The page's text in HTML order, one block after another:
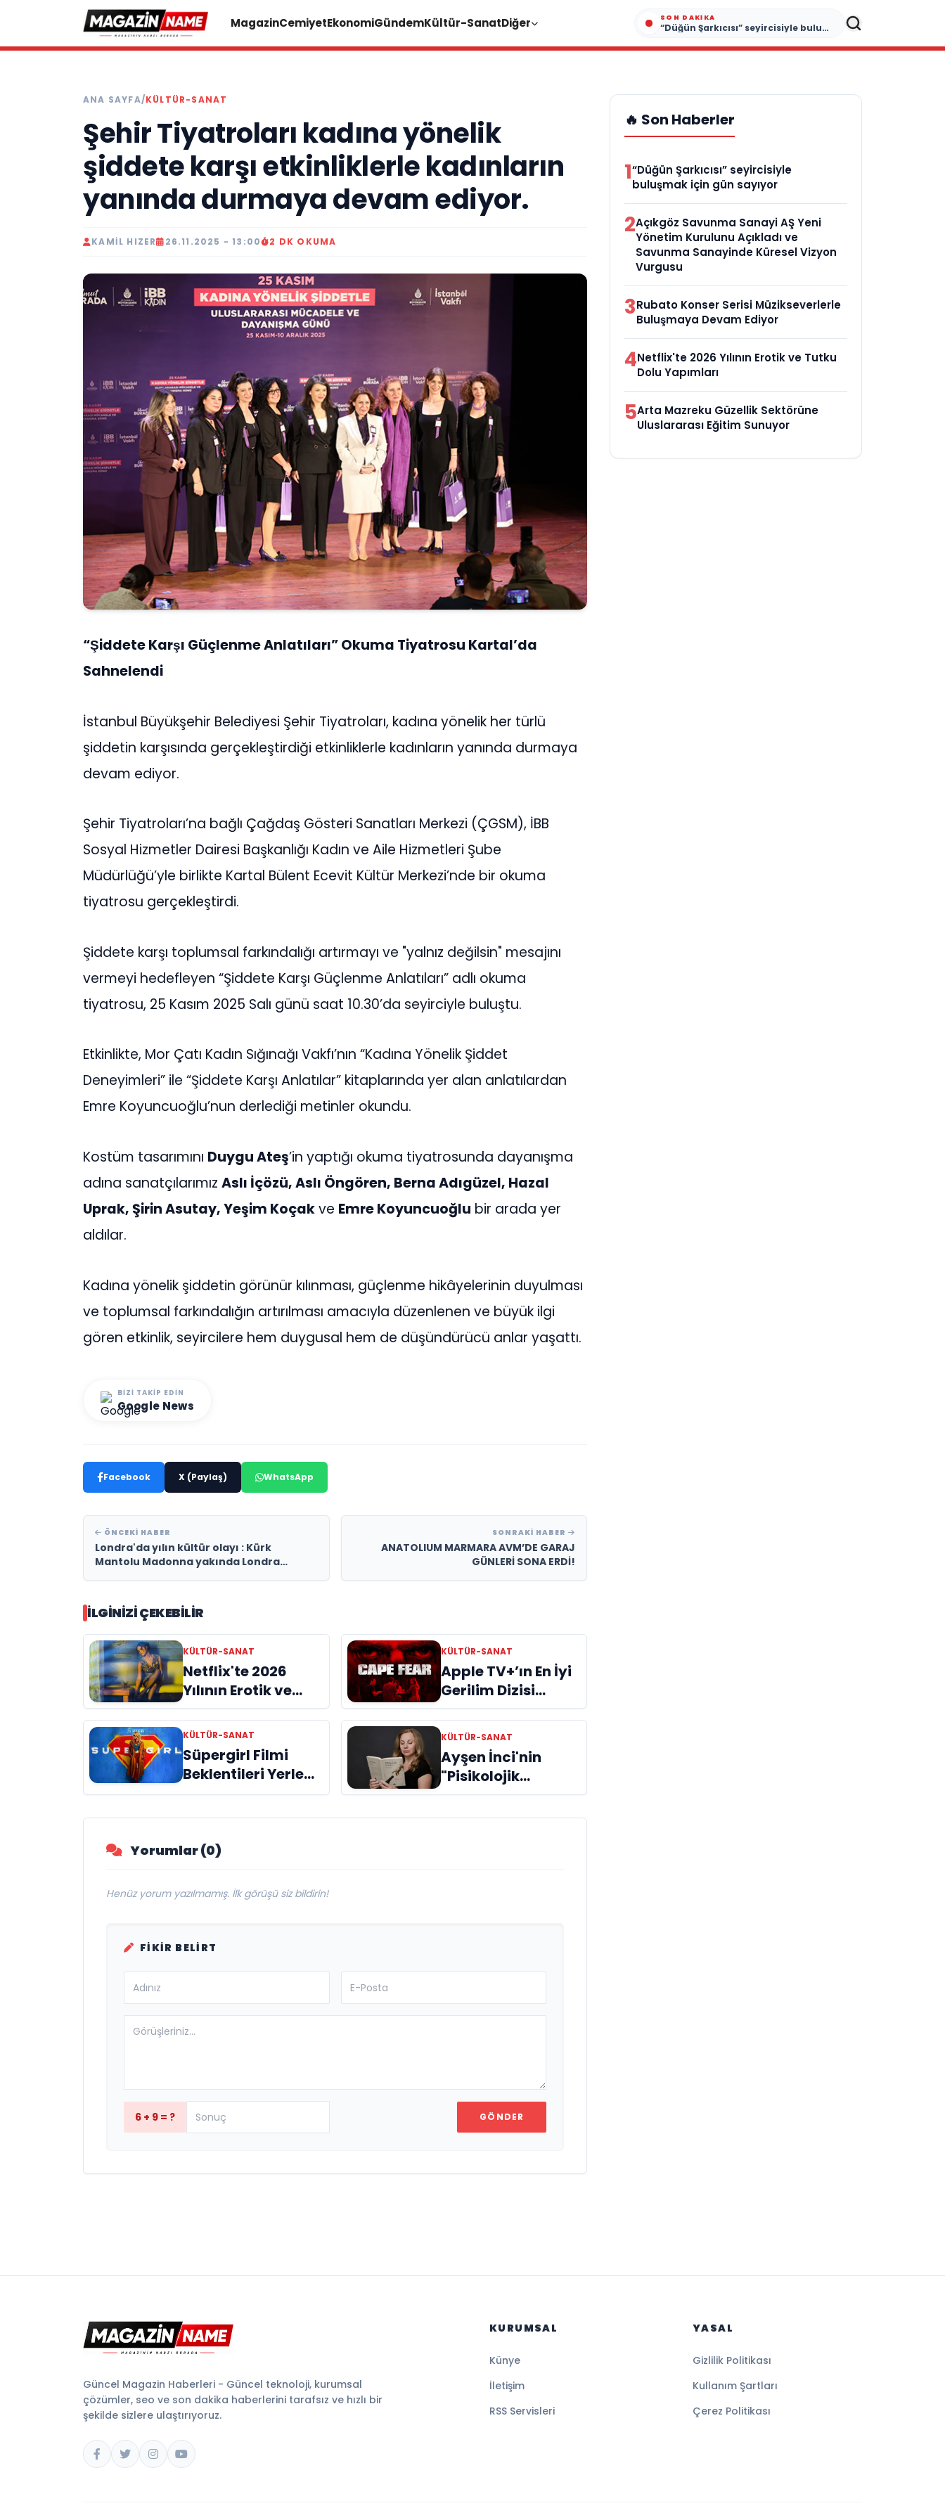
MagazinCemiyetEkonomiGündemKültür-SanatDiğer SON DAKIKA
“Düğün Şarkıcısı” seyircisiyle buluşmak için gün sayıyor
ANA SAYFA/KÜLTÜR-SANAT
Şehir Tiyatroları kadına yönelik
şiddete karşı etkinliklerle kadınların
yanında durmaya devam ediyor.
KAMIL HIZER 26.11.2025 - 13:00 2 DK OKUMA
“Şiddete Karşı Güçlenme Anlatıları” Okuma Tiyatrosu Kartal’da
Sahnelendi
İstanbul Büyükşehir Belediyesi Şehir Tiyatroları, kadına yönelik her türlü
şiddetin karşısında gerçekleştirdiği etkinliklerle kadınların yanında durmaya
devam ediyor.
Şehir Tiyatroları’na bağlı Çağdaş Gösteri Sanatları Merkezi (ÇGSM), İBB
Sosyal Hizmetler Dairesi Başkanlığı Kadın ve Aile Hizmetleri Şube
Müdürlüğü’yle birlikte Kartal Bülent Ecevit Kültür Merkezi’nde bir okuma
tiyatrosu gerçekleştirdi.
Şiddete karşı toplumsal farkındalığı artırmayı ve "yalnız değilsin" mesajını
vermeyi hedefleyen “Şiddete Karşı Güçlenme Anlatıları” adlı okuma
tiyatrosu, 25 Kasım 2025 Salı günü saat 10.30’da seyirciyle buluştu.
Etkinlikte, Mor Çatı Kadın Sığınağı Vakfı’nın “Kadına Yönelik Şiddet
Deneyimleri” ile “Şiddete Karşı Anlatılar” kitaplarında yer alan anlatılardan
Emre Koyuncuoğlu’nun derlediği metinler okundu.
Kostüm tasarımını Duygu Ateş’in yaptığı okuma tiyatrosunda dayanışma
adına sanatçılarımız Aslı İçözü, Aslı Öngören, Berna Adıgüzel, Hazal
Uprak, Şirin Asutay, Yeşim Koçakve Emre Koyuncuoğlu bir arada yer
aldılar.
Kadına yönelik şiddetin görünür kılınması, güçlenme hikâyelerinin duyulması
ve toplumsal farkındalığın artırılması amacıyla düzenlenen ve büyük ilgi
gören etkinlik, seyircilere hem duygusal hem de düşündürücü anlar yaşattı.
BIZI TAKIP EDIN
Google News
Facebook X (Paylaş) WhatsApp
ÖNCEKI HABER
Londra'da yılın kültür olayı : Kürk
Mantolu Madonna yakında Londra
SONRAKI HABER
ANATOLIUM MARMARA AVM’DE GARAJ
GÜNLERİ SONA ERDİ!
İLGINIZI ÇEKEBILIR
KÜLTÜR-SANAT
Netflix'te 2026
Yılının Erotik ve
Tutku Dolu
Yapımları
KÜLTÜR-SANAT
Apple TV+’ın En İyi
Gerilim Dizisi
"Cape Fear"
İncelemes
KÜLTÜR-SANAT
Süpergirl Filmi
Beklentileri Yerle
Bir Etti: Yılın En
mi?
KÜLTÜR-SANAT
Ayşen İnci'nin
"Pisikolojik
Öyküler" adlı yeni
kitabı raflardaki
Yorumlar (0)
Henüz yorum yazılmamış. İlk görüşü siz bildirin!
FIKIR BELIRT
6 + 9 = ? GÖNDER
🔥 Son Haberler
1“Düğün Şarkıcısı” seyircisiyle
buluşmak için gün sayıyor
2Açıkgöz Savunma Sanayi AŞ Yeni
Yönetim Kurulunu Açıkladı ve
Savunma Sanayinde Küresel Vizyon
Vurgusu
3Rubato Konser Serisi Müzikseverlerle
Buluşmaya Devam Ediyor
4Netflix'te 2026 Yılının Erotik ve Tutku
Dolu Yapımları
5Arta Mazreku Güzellik Sektörüne
Uluslararası Eğitim Sunuyor
Güncel Magazin Haberleri - Güncel teknoloji, kurumsal
çözümler, seo ve son dakika haberlerini tarafsız ve hızlı bir
şekilde sizlere ulaştırıyoruz.
KURUMSAL
Künye
İletişim
RSS Servisleri
YASAL
Gizlilik Politikası
Kullanım Şartları
Çerez Politikası